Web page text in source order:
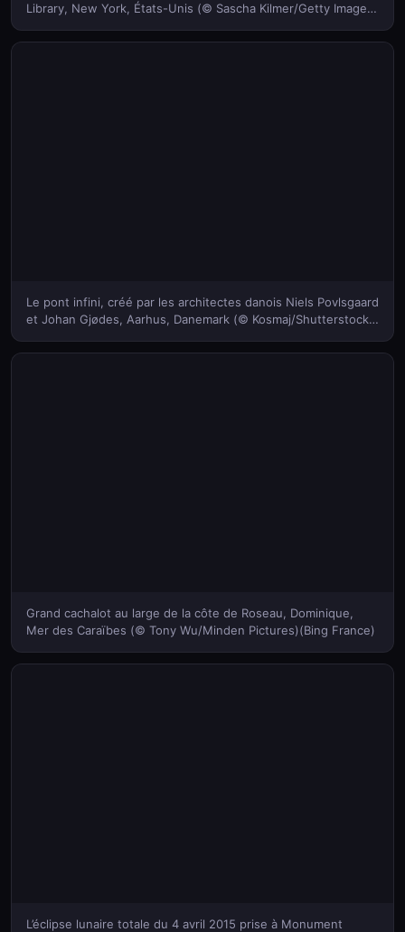
Library, New York, États-Unis (© Sascha Kilmer/Getty Images)
Le pont infini, créé par les architectes danois Niels Povlsgaard
et Johan Gjødes, Aarhus, Danemark (© Kosmaj/Shutterstock)
Grand cachalot au large de la côte de Roseau, Dominique,
Mer des Caraïbes (© Tony Wu/Minden Pictures)(Bing France)
L’éclipse lunaire totale du 4 avril 2015 prise à Monument